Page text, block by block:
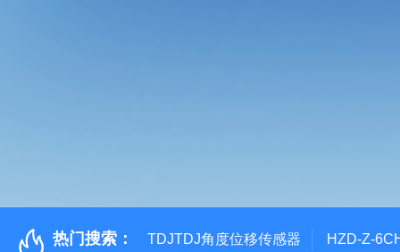
热门搜索： TDJTDJ角度位移传感器 HZD-Z-